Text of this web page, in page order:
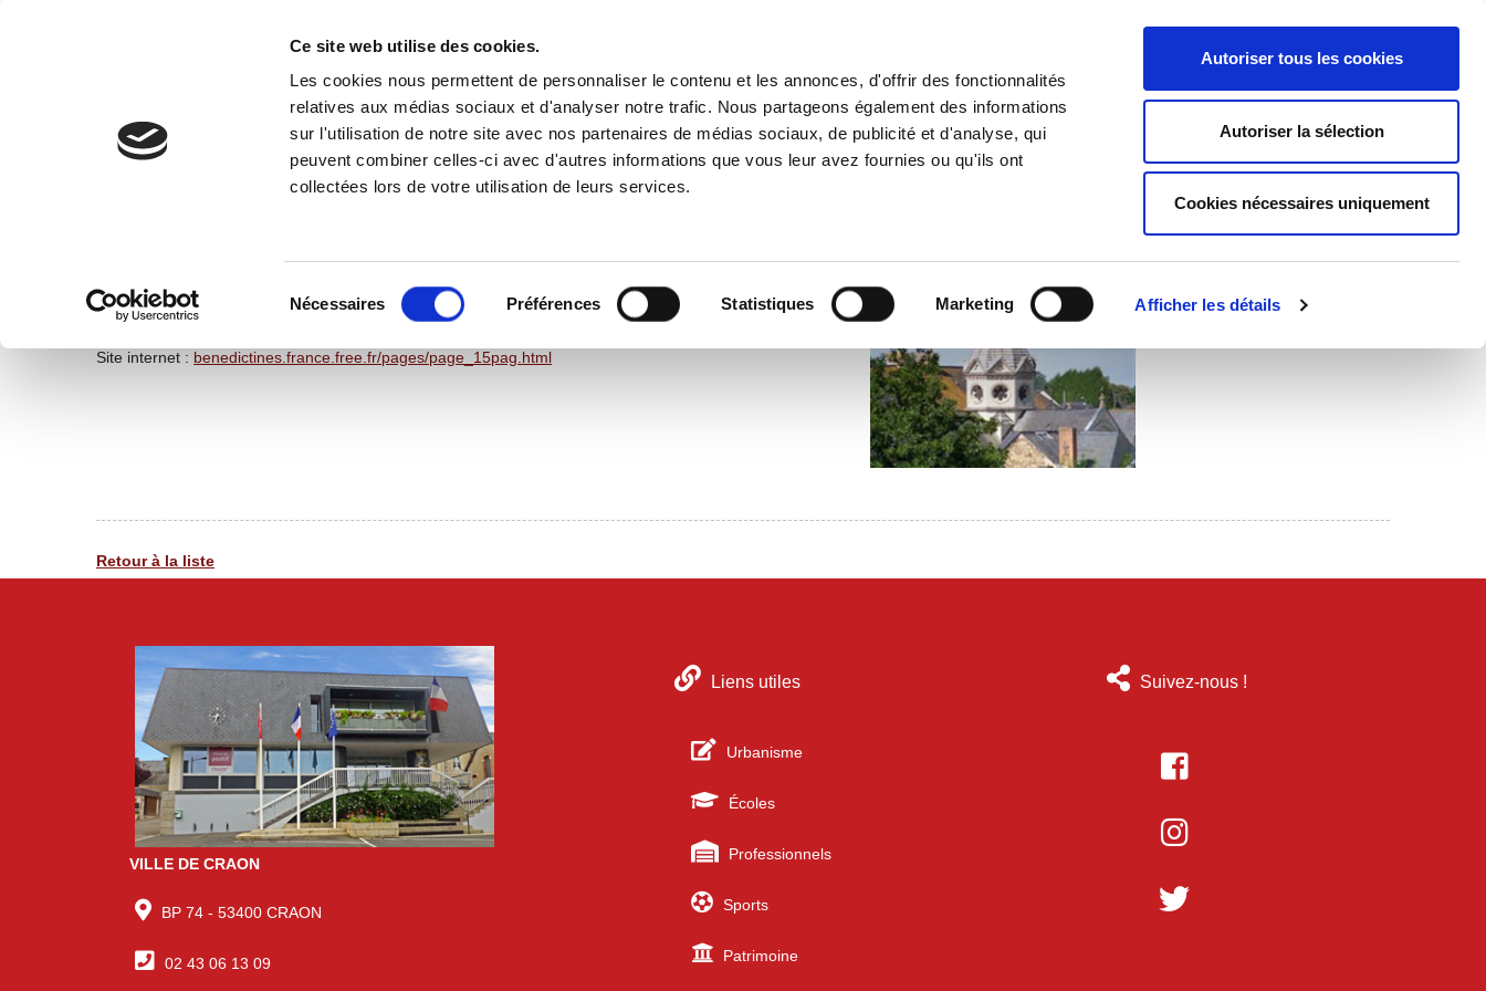
Ce site web utilise des cookies.
Les cookies nous permettent de personnaliser le contenu et les annonces, d'offrir des fonctionnalités
relatives aux médias sociaux et d'analyser notre trafic. Nous partageons également des informations
sur l'utilisation de notre site avec nos partenaires de médias sociaux, de publicité et d'analyse, qui
peuvent combiner celles-ci avec d'autres informations que vous leur avez fournies ou qu'ils ont
collectées lors de votre utilisation de leurs services.
du
Nécessaires Préférences Statistiques Marketing Afficher les détails
Autoriser tous les cookies
Autoriser la sélection
Cookies nécessaires uniquement
PRATIQUE TOURISME-PATRIMOINE CULTURE ÉCONOMIE ASSOCIATIONS-SPORTS ENFANCE-JEUNESSE
Téléphone : 02 43 06 13 38
Site internet : benedictines.france.free.fr/pages/page_15pag.html
Retour à la liste
VILLE DE CRAON
BP 74 - 53400 CRAON
02 43 06 13 09
Liens utiles
Urbanisme
Écoles
Professionnels
Sports
Patrimoine
Suivez-nous !